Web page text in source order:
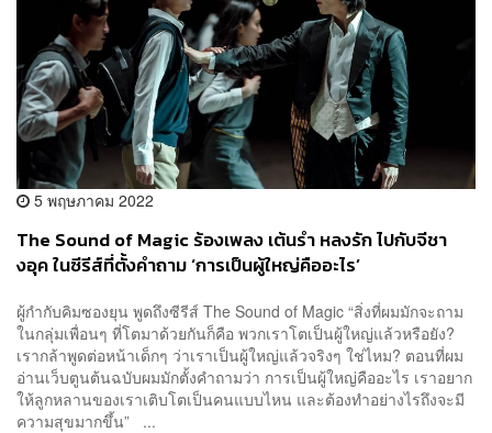
5 พฤษภาคม 2022
The Sound of Magic ร้องเพลง เต้นรำ หลงรัก ไปกับจีชา
งอุค ในซีรีส์ที่ตั้งคำถาม ‘การเป็นผู้ใหญ่คืออะไร’
ผู้กำกับคิมซองยุน พูดถึงซีรีส์ The Sound of Magic “สิ่งที่ผมมักจะถาม
ในกลุ่มเพื่อนๆ ที่โตมาด้วยกันก็คือ พวกเราโตเป็นผู้ใหญ่แล้วหรือยัง?
เรากล้าพูดต่อหน้าเด็กๆ ว่าเราเป็นผู้ใหญ่แล้วจริงๆ ใช่ไหม? ตอนที่ผม
อ่านเว็บตูนต้นฉบับผมมักตั้งคำถามว่า การเป็นผู้ใหญ่คืออะไร เราอยาก
ให้ลูกหลานของเราเติบโตเป็นคนแบบไหน และต้องทำอย่างไรถึงจะมี
ความสุขมากขึ้น” ...